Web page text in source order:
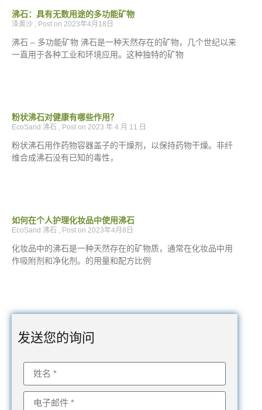
沸石：具有无数用途的多功能矿物
泽奥沙 2023年4月18日
沸石 – 多功能矿物 沸石是一种天然存在的矿物，几个世纪以来
一直用于各种工业和环境应用。这种独特的矿物
粉状沸石对健康有哪些作用？
EcoSand 沸石 2023 年 4 月 11 日
粉状沸石用作药物容器盖子的干燥剂，以保持药物干燥。非纤
维合成沸石没有已知的毒性，
如何在个人护理化妆品中使用沸石
EcoSand 沸石 2023年4月8日
化妆品中的沸石是一种天然存在的矿物质，通常在化妆品中用
作吸附剂和净化剂。的用量和配方比例
发送您的询问